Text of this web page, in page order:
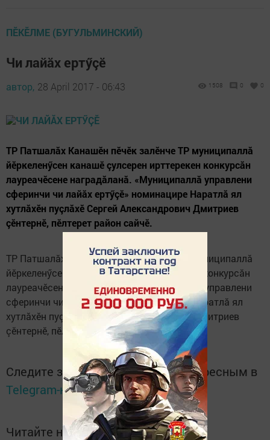
ПĔКĔЛМЕ (БУГУЛЬМИНСКИЙ)
Чи лайăх ертӳçӗ
автор, 28 April 2017 - 06:43 1508 0 0
ТР Патшалăх Канашӗн пӗчӗк залӗнче ТР муниципаллă
йӗркеленӳсен канашӗ çулсерен ирттерекен конкурсăн
лауреачӗсене наградăланă. «Муниципаллă управлени
сферинчи чи лайăх ертӳçӗ» номинацире Наратлă ял
хутлăхӗн пуçлăхӗ Сергей Александрович Дмитриев
çӗнтернӗ, пӗлтерет район сайчӗ.
ТР Патшалăх Канашӗн пӗчӗк залӗнче ТР муниципаллă
йӗркеленӳсен канашӗ çулсерен ирттерекен конкурсăн
лауреачӗсене наградăланă. «Муниципаллă управлени
сферинчи чи лайăх ертӳçӗ» номинацире Наратлă ял
хутлăхӗн пуçлăхӗ Сергей Александрович Дмитриев
çӗнтернӗ, пӗлтерет район сайчӗ.
Следите за самым важным и интересным в
Telegram-каналеТатмедиа
Читайте новости Татарстана в